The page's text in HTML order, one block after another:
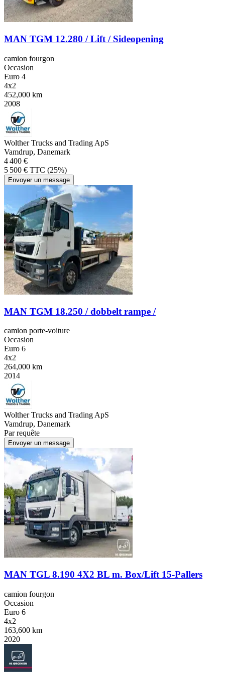
MAN TGM 12.280 / Lift / Sideopening
camion fourgon
Occasion
Euro 4
4x2
452,000 km
2008
Wolther Trucks and Trading ApS
Vamdrup, Danemark
4 400 €
5 500 € TTC (25%)
Envoyer un message
MAN TGM 18.250 / dobbelt rampe /
camion porte-voiture
Occasion
Euro 6
4x2
264,000 km
2014
Wolther Trucks and Trading ApS
Vamdrup, Danemark
Par requête
Envoyer un message
MAN TGL 8.190 4X2 BL m. Box/Lift 15-Pallers
camion fourgon
Occasion
Euro 6
4x2
163,600 km
2020